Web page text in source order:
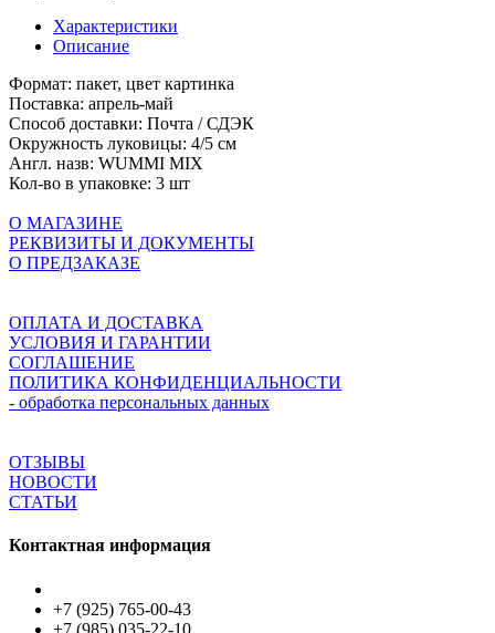
Характеристики
Описание
Формат: пакет, цвет картинка
Поставка: апрель-май
Способ доставки: Почта / СДЭК
Окружность луковицы: 4/5 см
Англ. назв: WUMMI MIX
Кол-во в упаковке: 3 шт
О МАГАЗИНЕ
РЕКВИЗИТЫ И ДОКУМЕНТЫ
О ПРЕДЗАКАЗЕ
ОПЛАТА И ДОСТАВКА
УСЛОВИЯ И ГАРАНТИИ
СОГЛАШЕНИЕ
ПОЛИТИКА КОНФИДЕНЦИАЛЬНОСТИ
- обработка персональных данных
ОТЗЫВЫ
НОВОСТИ
СТАТЬИ
Контактная информация
+7 (925) 765-00-43
+7 (985) 035-22-10